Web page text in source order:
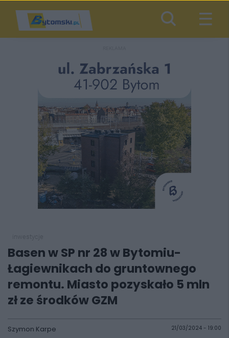
Basen w SP nr 28 w Bytomiu-
Łagiewnikach do gruntownego
remontu. Miasto pozyskało 5 mln
zł ze środków GZM
Szymon Karpe 21/03/2024 - 19:00